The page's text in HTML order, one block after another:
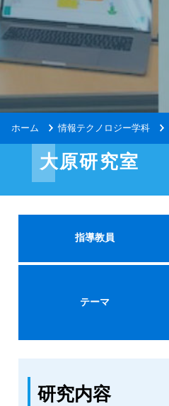
ホーム 情報テクノロジー学科
大原研究室
指導教員
テーマ
研究内容